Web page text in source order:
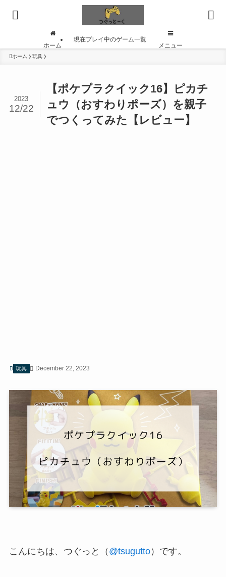
ホーム
現在プレイ中のゲーム一覧
メニュー
ホーム 玩具
【ポケプラクイック16】ピカチ
ュウ（おすわりポーズ）を親子
でつくってみた【レビュー】
2023
12/22
玩具 December 22, 2023
こんにちは、つぐっと（ @tsugutto）です。